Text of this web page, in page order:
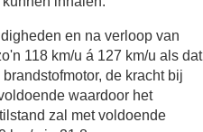
en na verloop van
118 km/u á 127 km/u als dat
de kracht bij
waardoor het
zal met voldoende